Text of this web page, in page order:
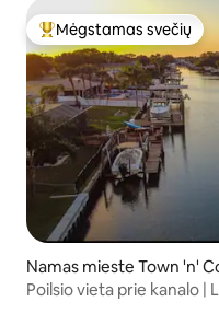
Svečių mėgstamiausias
Mėgstamas svečių
Namas mieste Town 'n'
Poilsio vieta prie kanalo |